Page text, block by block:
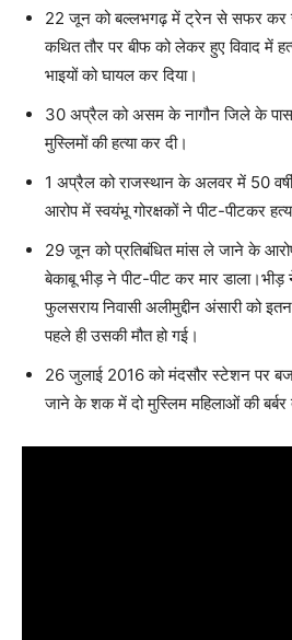
22 जून को बल्लभगढ़ में ट्रेन से सफर कर
कथित तौर पर बीफ को लेकर हुए विवाद में
भाइयों को घायल कर दिया।
30 अप्रैल को असम के नागौन जिले के पास
मुस्लिमों की हत्या कर दी।
1 अप्रैल को राजस्थान के अलवर में 50
आरोप में स्वयंभू गोरक्षकों ने पीट-पीटकर
29 जून को प्रतिबंधित मांस ले जाने के
बेकाबू भीड़ ने पीट-पीट कर मार
फुलसराय निवासी अलीमुद्दीन अंसारी को
पहले ही उसकी मौत हो गई।
26 जुलाई 2016 को मंदसौर स्टेशन पर
जाने के शक में दो मुस्लिम महिलाओं की बर्बर